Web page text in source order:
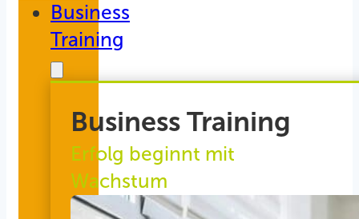
Business
Training
Business Training
Erfolg beginnt mit
Wachstum